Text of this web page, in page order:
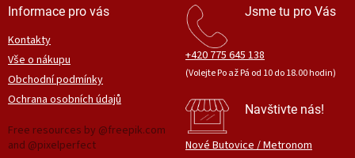
Informace pro vás
Kontakty
Vše o nákupu
Obchodní podmínky
Ochrana osobních údajů
Free resources by @freepik.com
and @pixelperfect
Jsme tu pro Vás
+420 775 645 138
(Volejte Po až Pá od 10 do 18.00 hodin)
Navštivte nás!
Nové Butovice / Metronom